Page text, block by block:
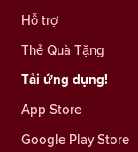
Hỗ trợ
Thẻ Quà Tặng
Tải ứng dụng!
App Store
Google Play Store